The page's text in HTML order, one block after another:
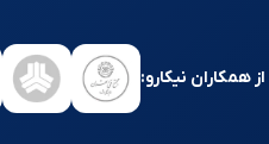
همکاران نیکارو: